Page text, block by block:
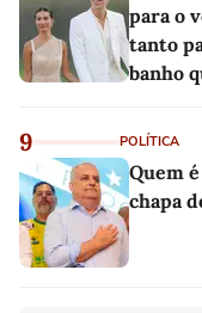
para o
tanto
banho
9 POLÍTICA
Quem
chapa